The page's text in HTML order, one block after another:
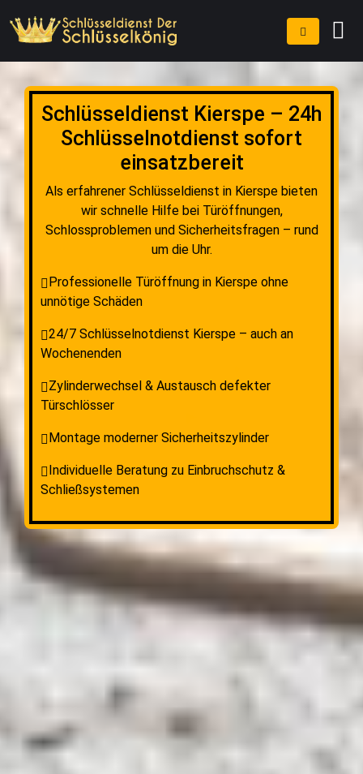
Schlüsseldienst Kierspe – 24h
Schlüsselnotdienst sofort
einsatzbereit
Als erfahrener Schlüsseldienst in Kierspe bieten
wir schnelle Hilfe bei Türöffnungen,
Schlossproblemen und Sicherheitsfragen – rund
um die Uhr.
Professionelle Türöffnung in Kierspe ohne
unnötige Schäden
24/7 Schlüsselnotdienst Kierspe – auch an
Wochenenden
Zylinderwechsel & Austausch defekter
Türschlösser
Montage moderner Sicherheitszylinder
Individuelle Beratung zu Einbruchschutz &
Schließsystemen